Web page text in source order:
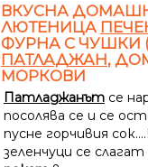
ВКУСНА
ЛЮТЕНИЦА
ФУРНА С ЧУШКИ
ПАТЛАДЖАН,
МОРКОВИ
Патладжанът се
посолява се и се
пусне горчивия
зеленчуци се